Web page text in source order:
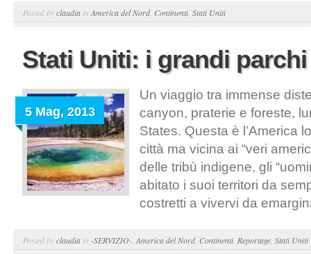
Posted byclaudia in America del Nord, Continenti, Stati Uniti
Stati Uniti: i grandi parchi
5 Mag, 2013
Un viaggio tra immense
canyon, praterie e foreste,
States. Questa è l’America
città ma vicina ai “veri
delle tribù indigene, gli
abitato i suoi territori da
costretti a vivervi da
Posted byclaudia in -SERVIZIO- America del Nord, Continenti, Reportage Stati Uniti